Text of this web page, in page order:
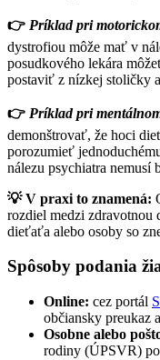
👉 Príklad pri
dystrofiou môže mať v
posudkového lekára
postaviť z nízkej stoličky
👉 Príklad pri
demonštrovať, že hoci
porozumieť
nálezu psychiatra nemusí
💡 V praxi to znamená:
rozdiel medzi zdravotnou
dieťaťa alebo osoby so
Spôsoby podania
Online: cez portál
občiansky preukaz
Osobne alebo
rodiny (ÚPSVR)